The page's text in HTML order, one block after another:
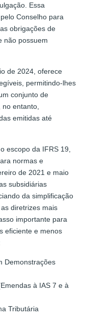
Essa
Conselho para
obrigações de
não possuem
de 2024, oferece
permitindo-lhes
conjunto de
entanto,
emitidas até
escopo da IFRS 19,
normas e
de 2021 e maio
subsidiárias
da simplificação
diretrizes mais
importante para
eficiente e menos
Demonstrações
à IAS 7 e à
Tributária